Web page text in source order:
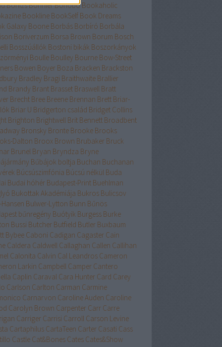
BónizsBonnierBonobó Bookaholic
Bookline BookSelf Book Dreams
Galaxy Boone Borbás Borbíró Borbála
Boriverzum Borsa Brown Borum Bosch
Bosszúállók Bostoni bikák Boszorkányok
Boulle Boulley Bourne Bow-Street
Bowen Boyer Boza Bracken Brackston
Bradley Bragi Braithwaite Brallier
Brandy Brant Brasset Braswell Bratt
Brecht Bree Breene Brennan Brett Briar-
Briar U Bridgerton család Bridget Collins
Brighton Brightwell Brit Bennett Broadbent
Bronsky Bronte Brooke Brooks
Dalton Broox Brown Brubaker Bruck
Brunel Bryan Bryndza Bryne
Bűbájok boltja Buchan Buchanan
Búcsúszimfónia Búcsú nélkül Buda
Budai hóhér Budapest-Print Buehlman
Bukottak Akadémiája Bukros Bulicsov
Bulwer-Lytton Bunn Bűnös
bűnregény Buótyik Burgess Burke
Bussi Butcher Butfield Butler Buxbaum
Bybee Caboni Cadigan Cagaster Cain
Caldera Caldwell Callaghan Callen Callihan
Calonita Calvin Cal Leandros Cameron
Larkin Campbell Camper Cantero
Caplin Caraval Cara Hunter Card Carey
Carlson Carlton Carman Carmine
Carnarvon Caroline Auden Caroline
Carolyn Brown Carpenter Carr Carre
Carriger Carrisi Carroll Carson Levine
Cartaphilus CartaTeen Carter Casati Cass
Castle Cat&Bones Cates Cates&Show